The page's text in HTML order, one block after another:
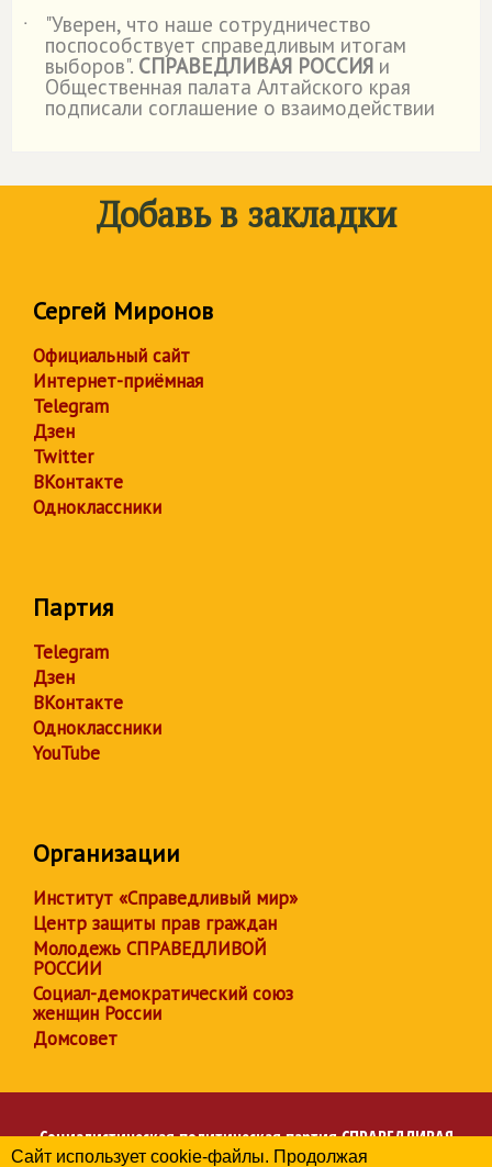
˙
"Уверен, что наше сотрудничество
поспособствует справедливым итогам
выборов". СПРАВЕДЛИВАЯ РОССИЯ и
Общественная палата Алтайского края
подписали соглашение о взаимодействии
Добавь в закладки
Сергей Миронов
Официальный сайт
Интернет-приёмная
Telegram
Дзен
Twitter
ВКонтакте
Одноклассники
Партия
Telegram
Дзен
ВКонтакте
Одноклассники
YouTube
Организации
Институт «Справедливый мир»
Центр защиты прав граждан
Молодежь СПРАВЕДЛИВОЙ
РОССИИ
Социал-демократический союз
женщин России
Домсовет
Социалистическая политическая партияСПРАВЕДЛИВАЯ
РОССИЯ
Сайт использует cookie-файлы. Продолжая